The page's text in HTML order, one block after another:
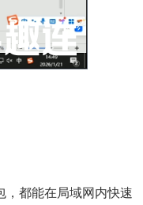
，都能在局域网内快速